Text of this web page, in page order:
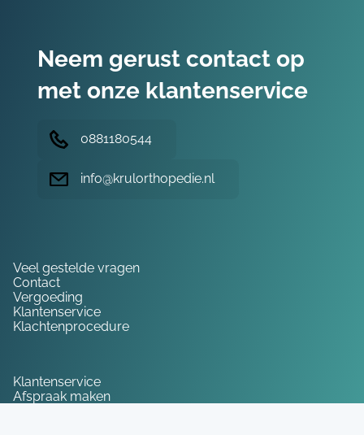
Neem gerust contact op
met onze klantenservice
0881180544
info@krulorthopedie.nl
Veel gestelde vragen
Contact
Vergoeding
Klantenservice
Klachtenprocedure
Klantenservice
Afspraak maken